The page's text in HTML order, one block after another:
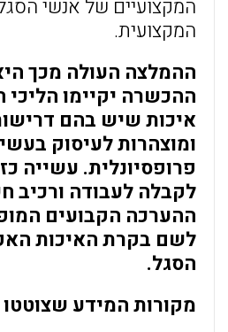
המקצועיים של אנשי
המקצועית.
ההמלצה העולה מכך
ההכשרה יקיימו
איכות שיש בהם
ומוצהרות לעיסוק
פרופסיונלית. עשייה
לקבלה לעבודה ורכיב
ההערכה הקבועים
לשם בקרת האיכות
הסגל.
מקורות המידע שצוטטו